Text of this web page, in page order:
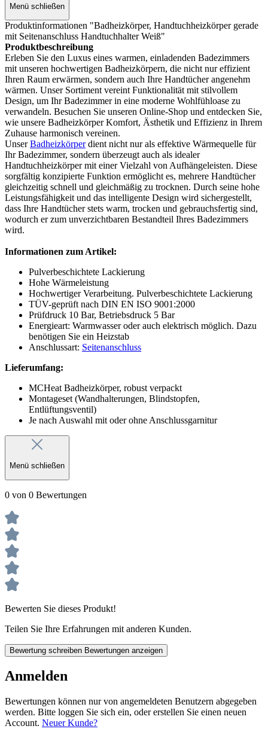
Menü schließen
Produktinformationen "Badheizkörper, Handtuchheizkörper gerade
mit Seitenanschluss Handtuchhalter Weiß"
Produktbeschreibung
Erleben Sie den Luxus eines warmen, einladenden Badezimmers
mit unseren hochwertigen Badheizkörpern, die nicht nur effizient
Ihren Raum erwärmen, sondern auch Ihre Handtücher angenehm
wärmen. Unser Sortiment vereint Funktionalität mit stilvollem
Design, um Ihr Badezimmer in eine moderne Wohlfühloase zu
verwandeln. Besuchen Sie unseren Online-Shop und entdecken Sie,
wie unsere Badheizkörper Komfort, Ästhetik und Effizienz in Ihrem
Zuhause harmonisch vereinen.
UnserBadheizkörperdient nicht nur als effektive Wärmequelle für
Ihr Badezimmer, sondern überzeugt auch als idealer
Handtuchheizkörper mit einer Vielzahl von Aufhängeleisten. Diese
sorgfältig konzipierte Funktion ermöglicht es, mehrere Handtücher
gleichzeitig schnell und gleichmäßig zu trocknen. Durch seine hohe
Leistungsfähigkeit und das intelligente Design wird sichergestellt,
dass Ihre Handtücher stets warm, trocken und gebrauchsfertig sind,
wodurch er zum unverzichtbaren Bestandteil Ihres Badezimmers
wird.
Informationen zum Artikel:
Pulverbeschichtete Lackierung
Hohe Wärmeleistung
Hochwertiger Verarbeitung. Pulverbeschichtete Lackierung
TÜV-geprüft nach DIN EN ISO 9001:2000
Prüfdruck 10 Bar, Betriebsdruck 5 Bar
Energieart: Warmwasser oder auch elektrisch möglich. Dazu
benötigen Sie ein Heizstab
Anschlussart: Seitenanschluss
Lieferumfang:
MCHeat Badheizkörper, robust verpackt
Montageset (Wandhalterungen, Blindstopfen,
Entlüftungsventil)
Je nach Auswahl mit oder ohne Anschlussgarnitur
Menü schließen
0 von 0 Bewertungen
Bewerten Sie dieses Produkt!
Teilen Sie Ihre Erfahrungen mit anderen Kunden.
Bewertung schreiben Bewertungen anzeigen
Anmelden
Bewertungen können nur von angemeldeten Benutzern abgegeben
werden. Bitte loggen Sie sich ein, oder erstellen Sie einen neuen
Account. Neuer Kunde?